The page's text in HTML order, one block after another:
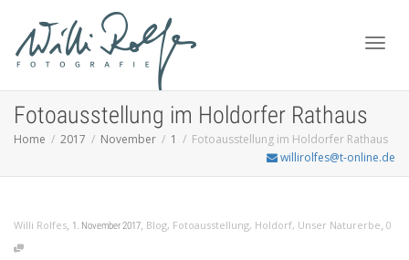
Fotoausstellung im Holdorfer Rathaus
Home 2017 November 1
Fotoausstellung im Holdorfer Rathaus
willirolfes@t-online.de
Willi Rolfes, 1. November 2017, Blog, Fotoausstellung, Holdorf, Unser Naturerbe, 0